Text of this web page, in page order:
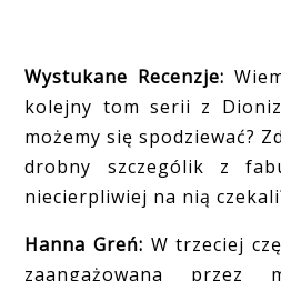
Wystukane Recenzje:
kolejny tom serii z
możemy się spodziewać?
drobny szczególik z
niecierpliwiej na nią
Hanna Greń: W trzeciej
zaangażowana przez